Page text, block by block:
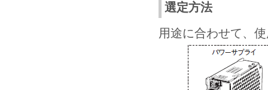
選定方法
用途に合わせて、